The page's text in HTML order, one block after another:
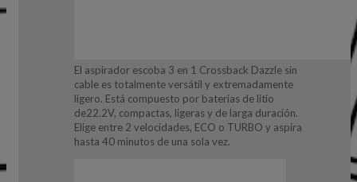
El aspirador escoba 3 en 1 Crossback Dazzle sin
cable es totalmente versátil y extremadamente
ligero. Está compuesto por baterías de litio
de22.2V, compactas, ligeras y de larga duración.
Elige entre 2 velocidades, ECO o TURBO y aspira
hasta 40 minutos de una sola vez.